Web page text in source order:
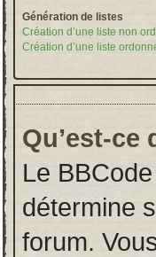
Génération de listes
Création d’une liste non
Création d’une liste
Qu’est-ce
Le
détermine
forum.